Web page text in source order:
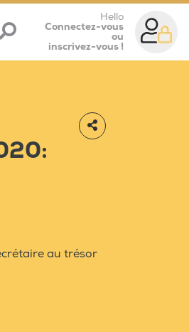
Hello
Connectez-vous
ou
inscrivez-vous !
au trésor